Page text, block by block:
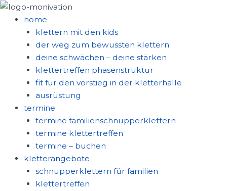
zum
inhalt
springen
home
klettern mit den kids
der weg zum bewussten klettern
deine schwächen – deine stärken
klettertreffen phasenstruktur
fit für den vorstieg in der kletterhalle
ausrüstung
termine
termine familienschnupperklettern
termine klettertreffen
termine – buchen
kletterangebote
schnupperklettern für familien
klettertreffen